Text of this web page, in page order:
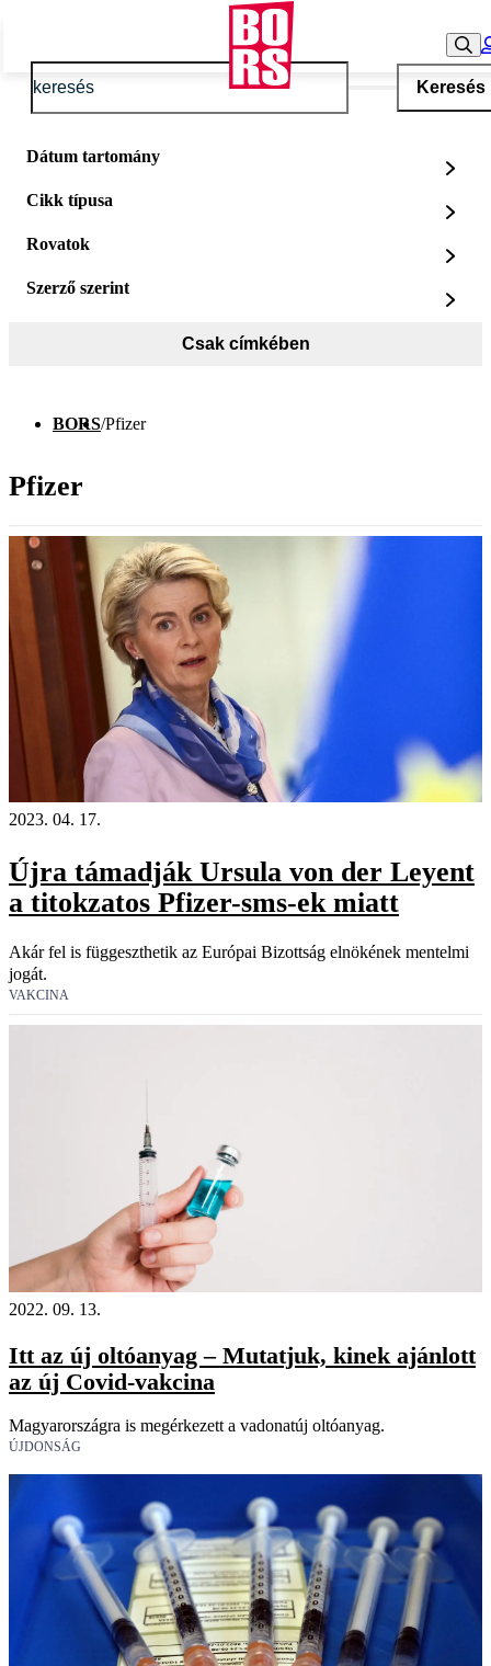
Keresés
Dátum tartomány
Cikk típusa
Rovatok
Szerző szerint
Csak címkében
BORS/Pfizer
Pfizer
2023. 04. 17.
Újra támadják Ursula von der Leyent
a titokzatos Pfizer-sms-ek miatt
Akár fel is függeszthetik az Európai Bizottság elnökének mentelmi
jogát.
VAKCINA
2022. 09. 13.
Itt az új oltóanyag – Mutatjuk, kinek ajánlott
az új Covid-vakcina
Magyarországra is megérkezett a vadonatúj oltóanyag.
ÚJDONSÁG